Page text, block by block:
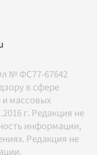
№ ФС77-67642
в сфере
массовых
г. Редакция не
информации,
Редакция не